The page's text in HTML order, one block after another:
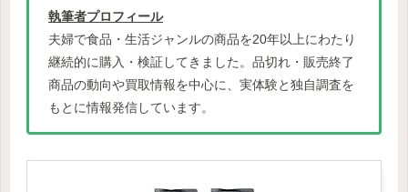
執筆者プロフィール
夫婦で食品・生活ジャンルの商品を20年以上にわたり
継続的に購入・検証してきました。品切れ・販売終了
商品の動向や買取情報を中心に、実体験と独自調査を
もとに情報発信しています。